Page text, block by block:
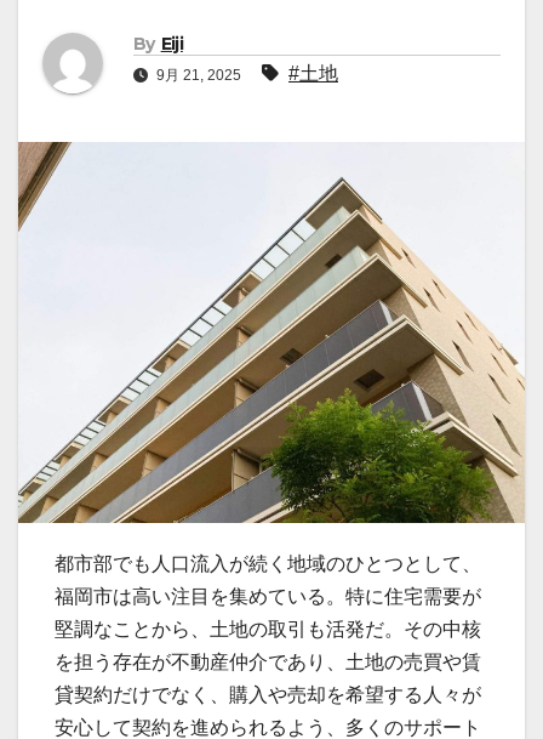
By Eiji
9月 21, 2025 #土地
都市部でも人口流入が続く地域のひとつとして、
福岡市は高い注目を集めている。 特に住宅需要が
堅調なことから、土地の取引も活発だ。その中核
を担う存在が不動産仲介であり、土地の売買や賃
貸契約だけでなく、購入や売却を希望する人々が
安心して契約を進められるよう、多くのサポート